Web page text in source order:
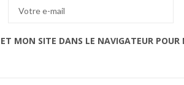
MON SITE DANS LE NAVIGATEUR